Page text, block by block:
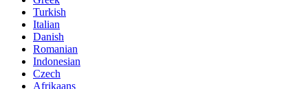
Turkish
Italian
Danish
Romanian
Indonesian
Czech
Afrikaans